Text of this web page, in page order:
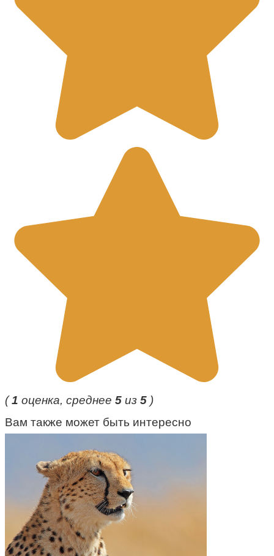
(1 оценка, среднее 5 из 5 )
Вам также может быть интересно